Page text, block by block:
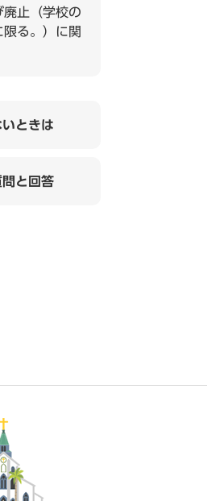
廃止（学校の
る。）に関
ときは
と回答